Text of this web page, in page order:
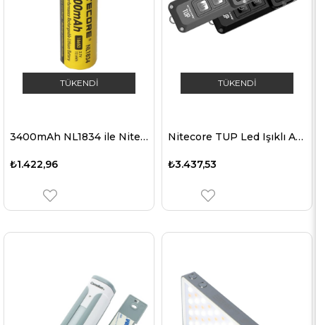
TÜKENDI
3400mAh NL1834 ile Nitecore Li-ion pil tipi 18650, koruyucu devreli 69.4x18.3mm
₺1.422,96
TÜKENDI
Nitecore TUP Led Işıklı Anahtarlık CREE XP-L HD V6 LED - 1000 lümen 2 renk seçilebilir
₺3.437,53